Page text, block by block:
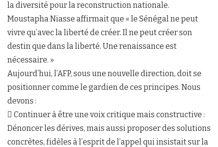
la diversité pour la reconstruction nationale.
Moustapha Niasse affirmait que « le Sénégal ne peut
vivre qu’avec la liberté de créer. Il ne peut créer son
destin que dans la liberté. Une renaissance est
nécessaire. »
Aujourd’hui, l’AFP, sous une nouvelle direction, doit se
positionner comme le gardien de ces principes. Nous
devons :
 Continuer à être une voix critique mais constructive :
Dénoncer les dérives, mais aussi proposer des solutions
concrètes, fidèles à l’esprit de l’appel qui insistait sur la